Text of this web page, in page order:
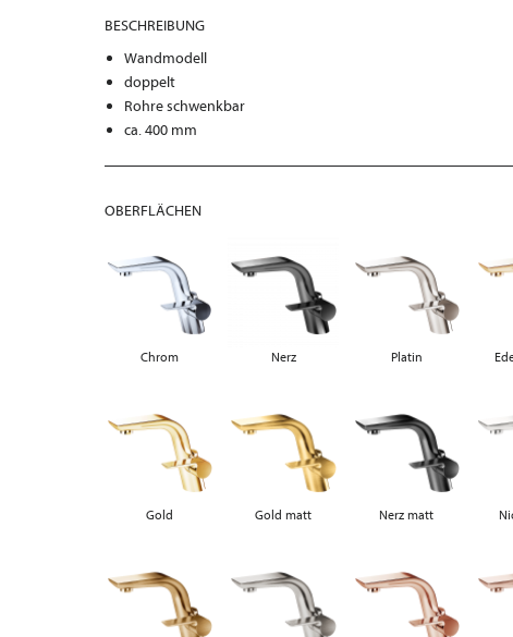
BESCHREIBUNG
Wandmodell
doppelt
Rohre schwenkbar
ca. 400 mm
OBERFLÄCHEN
Chrom Nerz Platin
Gold Gold matt Nerz matt